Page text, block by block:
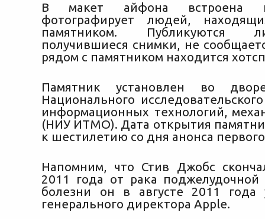
В макет айфона встроена
фотографирует людей,
памятником. Публикуются
получившиеся снимки, не
рядом с памятником находится
Памятник установлен во
Национального
информационных технологий,
(НИУ ИТМО). Дата открытия
к шестилетию со дня анонса
Напомним, что Стив Джобс
2011 года от рака
болезни он в августе 2011 года
генерального директора Apple.